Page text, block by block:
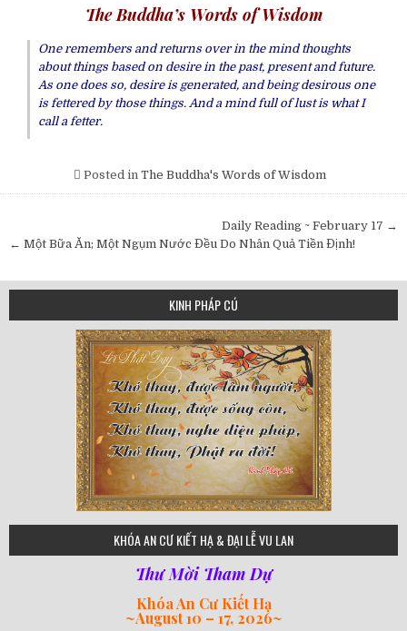
The Buddha’s Words of Wisdom
One remembers and returns over in the mind thoughts
about things based on desire in the past, present and future.
As one does so, desire is generated, and being desirous one
is fettered by those things. And a mind full of lust is what I
call a fetter.
Posted in The Buddha's Words of Wisdom
navigation
Daily Reading ~ February 17 →
← Một Bữa Ăn; Một Ngụm Nước Đều Do Nhân Quả Tiền Định!
KINH PHÁP CÚ
75
KHÓA AN CƯ KIẾT HẠ & ĐẠI LỄ VU LAN
Thư Mời Tham Dự
Khóa An Cư Kiết Hạ
~August 10 – 17, 2026~